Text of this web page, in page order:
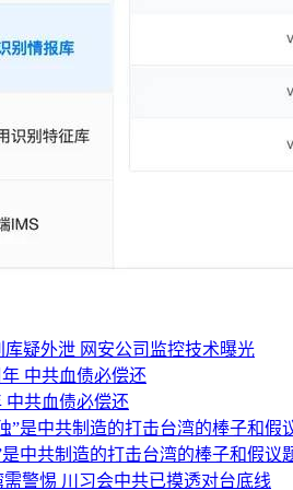
库疑外泄 网安公司监控技术曝光
中共血债必偿还
中共制造的打击台湾的棒子和假议